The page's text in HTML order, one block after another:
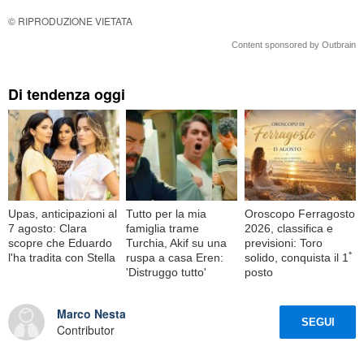
© RIPRODUZIONE VIETATA
Content sponsored by Outbrain
Di tendenza oggi
Upas, anticipazioni al
7 agosto: Clara
scopre che Eduardo
l'ha tradita con Stella
Tutto per la mia
famiglia trame
Turchia, Akif su una
ruspa a casa Eren:
'Distruggo tutto'
Oroscopo Ferragosto
2026, classifica e
previsioni: Toro
solido, conquista il 1ﾟ
posto
Marco Nesta
Contributor
SEGUI